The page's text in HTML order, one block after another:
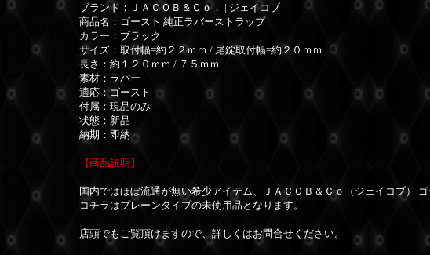
ブランド：ＪＡＣＯＢ＆Ｃｏ． | ジェイコブ
商品名：ゴースト 純正ラバーストラップ
カラー：ブラック
サイズ：取付幅=約２２ｍｍ / 尾錠取付幅=約２０ｍｍ
長さ：約１２０ｍｍ / ７５ｍｍ
素材：ラバー
適応：ゴースト
付属：現品のみ
状態：新品
納期：即納
【商品説明】
国内ではほぼ流通が無い希少アイテム、ＪＡＣＯＢ＆Ｃｏ（ジェイコブ）
コチラはプレーンタイプの未使用品となります。
店頭でもご覧頂けますので、詳しくはお問合せください。